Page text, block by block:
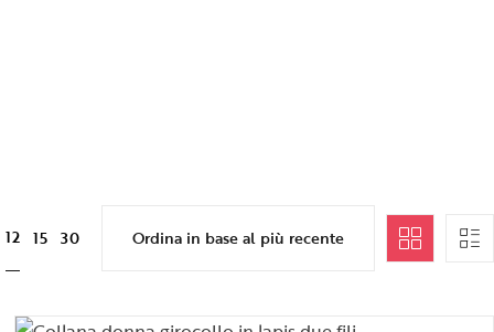
12 15 30